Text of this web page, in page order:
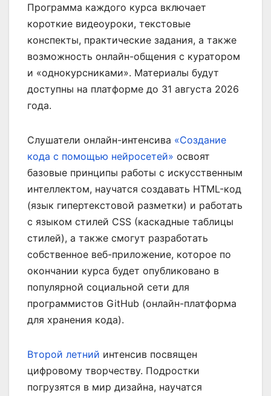
Программа каждого курса включает
короткие видеоуроки, текстовые
конспекты, практические задания, а также
возможность онлайн-общения с куратором
и «однокурсниками». Материалы будут
доступны на платформе до 31 августа 2026
года.
Слушатели онлайн-интенсива «Создание
кода с помощью нейросетей» освоят
базовые принципы работы с искусственным
интеллектом, научатся создавать HTML-код
(язык гипертекстовой разметки) и работать
с языком стилей CSS (каскадные таблицы
стилей), а также смогут разработать
собственное веб-приложение, которое по
окончании курса будет опубликовано в
популярной социальной сети для
программистов GitHub (онлайн-платформа
для хранения кода).
Второй летний интенсив посвящен
цифровому творчеству. Подростки
погрузятся в мир дизайна, научатся